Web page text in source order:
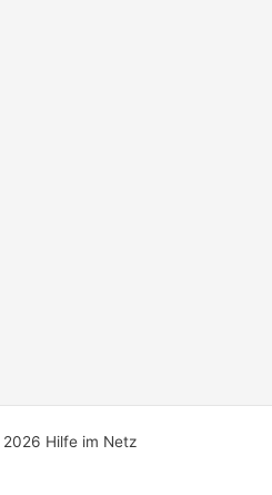
Hilfe im Netz